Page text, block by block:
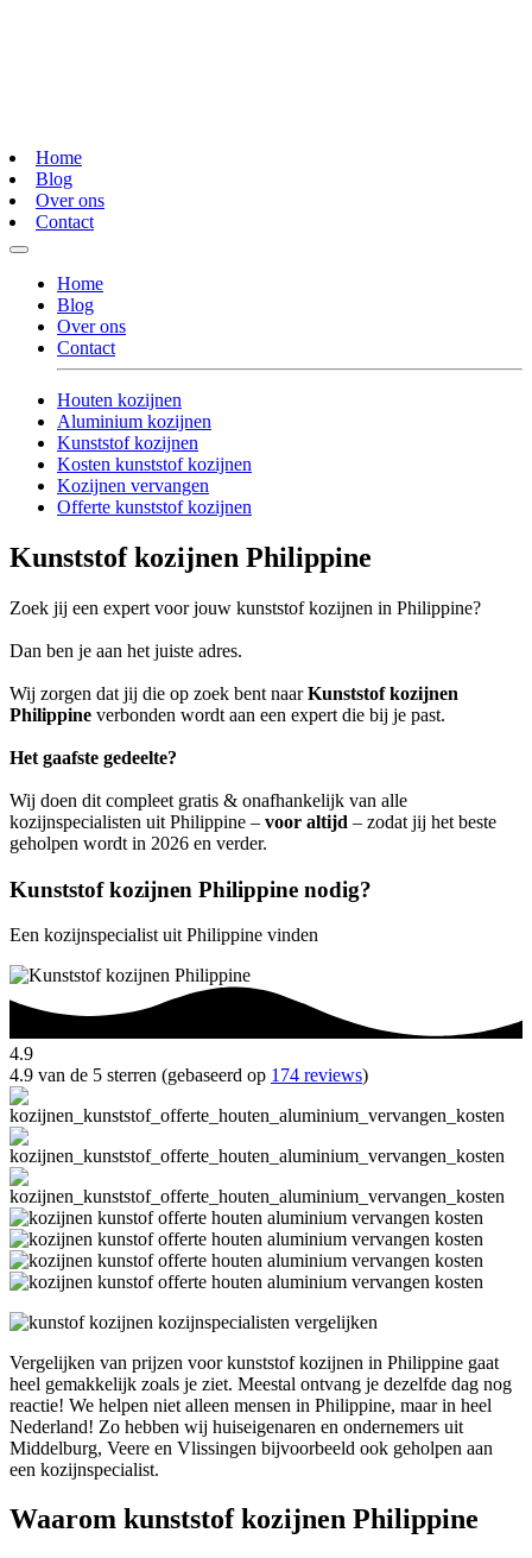
Home
Blog
Over ons
Contact
Home
Blog
Over ons
Contact
Houten kozijnen
Aluminium kozijnen
Kunststof kozijnen
Kosten kunststof kozijnen
Kozijnen vervangen
Offerte kunststof kozijnen
Kunststof kozijnen Philippine
Zoek jij een expert voor jouw kunststof kozijnen in Philippine?
Dan ben je aan het juiste adres.
Wij zorgen dat jij die op zoek bent naarKunststof kozijnen
Philippine verbonden wordt aan een expert die bij je past.
Het gaafste gedeelte?
Wij doen dit compleet gratis & onafhankelijk van alle
kozijnspecialisten uit Philippine – voor altijd – zodat jij het beste
geholpen wordt in 2026 en verder.
Kunststof kozijnen Philippine nodig?
Een kozijnspecialist uit Philippine vinden
4.9
4.9 van de 5 sterren (gebaseerd op 174 reviews)
Vergelijken van prijzen voor kunststof kozijnen in Philippine gaat
heel gemakkelijk zoals je ziet. Meestal ontvang je dezelfde dag nog
reactie! We helpen niet alleen mensen in Philippine, maar in heel
Nederland! Zo hebben wij huiseigenaren en ondernemers uit
Middelburg, Veere en Vlissingen bijvoorbeeld ook geholpen aan
een kozijnspecialist.
Waarom kunststof kozijnen Philippine